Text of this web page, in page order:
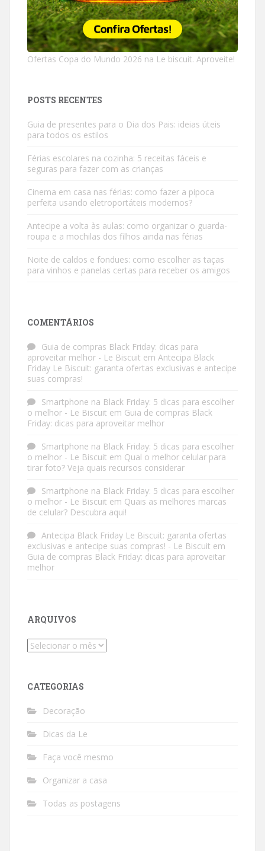
Ofertas Copa do Mundo 2026 na Le biscuit. Aproveite!
POSTS RECENTES
Guia de presentes para o Dia dos Pais: ideias úteis
para todos os estilos
Férias escolares na cozinha: 5 receitas fáceis e
seguras para fazer com as crianças
Cinema em casa nas férias: como fazer a pipoca
perfeita usando eletroportáteis modernos?
Antecipe a volta às aulas: como organizar o guarda-
roupa e a mochilas dos filhos ainda nas férias
Noite de caldos e fondues: como escolher as taças
para vinhos e panelas certas para receber os amigos
COMENTÁRIOS
Guia de compras Black Friday: dicas para
aproveitar melhor - Le Biscuit em Antecipa Black
Friday Le Biscuit: garanta ofertas exclusivas e antecipe
suas compras!
Smartphone na Black Friday: 5 dicas para escolher
o melhor - Le Biscuit em Guia de compras Black
Friday: dicas para aproveitar melhor
Smartphone na Black Friday: 5 dicas para escolher
o melhor - Le Biscuit em Qual o melhor celular para
tirar foto? Veja quais recursos considerar
Smartphone na Black Friday: 5 dicas para escolher
o melhor - Le Biscuit em Quais as melhores marcas
de celular? Descubra aqui!
Antecipa Black Friday Le Biscuit: garanta ofertas
exclusivas e antecipe suas compras! - Le Biscuit em
Guia de compras Black Friday: dicas para aproveitar
melhor
ARQUIVOS
Arquivos
CATEGORIAS
Decoração
Dicas da Le
Faça você mesmo
Organizar a casa
Todas as postagens